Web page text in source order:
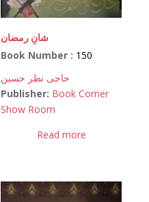
شانِ رمضان
Book Number : 150
حاجی نظر حسین
Publisher: Book Corner
Show Room
Read more